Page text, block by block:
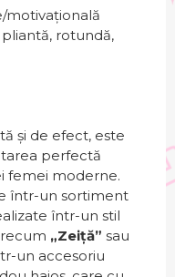
motivațională
rotundă,
și de efect, este
perfectă
femei moderne.
într-un sortiment
într-un stil
„Zeiță” sau
un accesoriu